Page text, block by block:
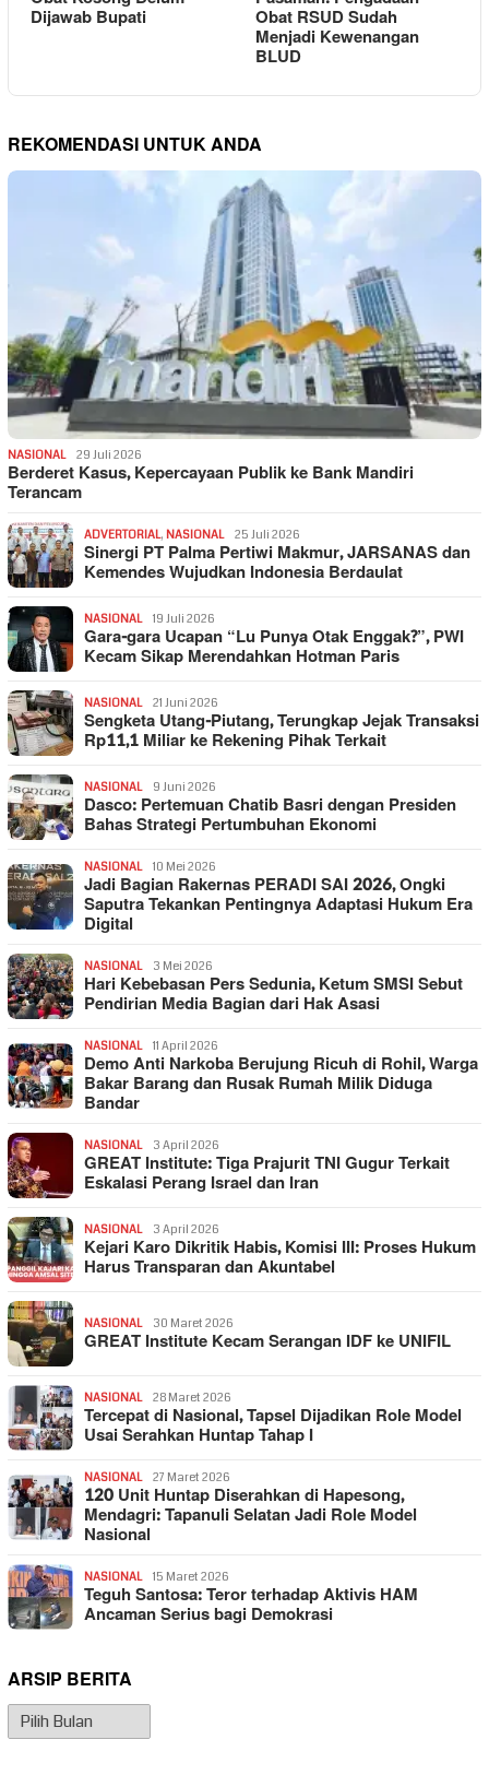
Dijawab Bupati Obat RSUD Sudah
Menjadi Kewenangan
BLUD
REKOMENDASI UNTUK ANDA
NASIONAL 29 Juli 2026
Berderet Kasus, Kepercayaan Publik ke Bank Mandiri
Terancam
ADVERTORIAL, NASIONAL 25 Juli 2026
Sinergi PT Palma Pertiwi Makmur, JARSANAS dan
Kemendes Wujudkan Indonesia Berdaulat
NASIONAL 19 Juli 2026
Gara-gara Ucapan “Lu Punya Otak Enggak?”, PWI
Kecam Sikap Merendahkan Hotman Paris
NASIONAL 21 Juni 2026
Sengketa Utang-Piutang, Terungkap Jejak Transaksi
Rp11,1 Miliar ke Rekening Pihak Terkait
NASIONAL 9 Juni 2026
Dasco: Pertemuan Chatib Basri dengan Presiden
Bahas Strategi Pertumbuhan Ekonomi
NASIONAL 10 Mei 2026
Jadi Bagian Rakernas PERADI SAI 2026, Ongki
Saputra Tekankan Pentingnya Adaptasi Hukum Era
Digital
NASIONAL 3 Mei 2026
Hari Kebebasan Pers Sedunia, Ketum SMSI Sebut
Pendirian Media Bagian dari Hak Asasi
NASIONAL 11 April 2026
Demo Anti Narkoba Berujung Ricuh di Rohil, Warga
Bakar Barang dan Rusak Rumah Milik Diduga
Bandar
NASIONAL 3 April 2026
GREAT Institute: Tiga Prajurit TNI Gugur Terkait
Eskalasi Perang Israel dan Iran
NASIONAL 3 April 2026
Kejari Karo Dikritik Habis, Komisi III: Proses Hukum
Harus Transparan dan Akuntabel
NASIONAL 30 Maret 2026
GREAT Institute Kecam Serangan IDF ke UNIFIL
NASIONAL 28 Maret 2026
Tercepat di Nasional, Tapsel Dijadikan Role Model
Usai Serahkan Huntap Tahap I
NASIONAL 27 Maret 2026
120 Unit Huntap Diserahkan di Hapesong,
Mendagri: Tapanuli Selatan Jadi Role Model
Nasional
NASIONAL 15 Maret 2026
Teguh Santosa: Teror terhadap Aktivis HAM
Ancaman Serius bagi Demokrasi
ARSIP BERITA
Arsip
Berita